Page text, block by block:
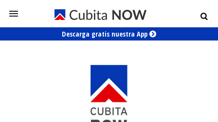
Descarga gratis nuestra App